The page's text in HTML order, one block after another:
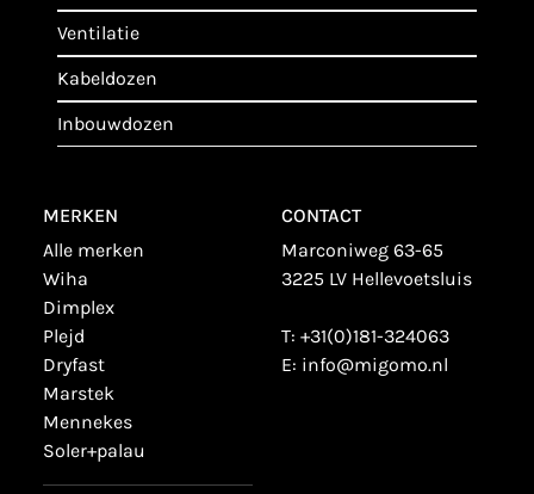
ventilatie
kabeldozen
inbouwdozen
MERKEN
alle merken
wiha
dimplex
plejd
dryfast
marstek
mennekes
soler+palau
CONTACT
Marconiweg 63-65
3225 LV Hellevoetsluis
T: +31(0)181-324063
E: info@migomo.nl